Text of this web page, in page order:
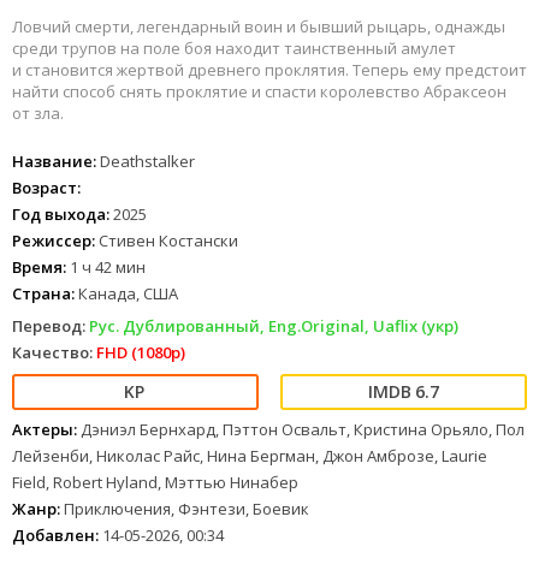
Ловчий смерти, легендарный воин и бывший рыцарь, однажды
среди трупов на поле боя находит таинственный амулет
и становится жертвой древнего проклятия. Теперь ему предстоит
найти способ снять проклятие и спасти королевство Абраксеон
от зла.
Название:Deathstalker
Возраст:
Год выхода:2025
Режиссер: Стивен Костански
Время: 1 ч 42 мин
Страна:Канада, США
Перевод: Рус. Дублированный, Eng.Original, Uaflix (укр)
Качество: FHD (1080p)
6.7
Актеры: Дэниэл Бернхард, Пэттон Освальт, Кристина Орьяло, Пол
Лейзенби, Николас Райс, Нина Бергман, Джон Амброзе, Laurie
Field, Robert Hyland, Мэттью Нинабер
Жанр:Приключения, Фэнтези, Боевик
Добавлен: 14-05-2026, 00:34